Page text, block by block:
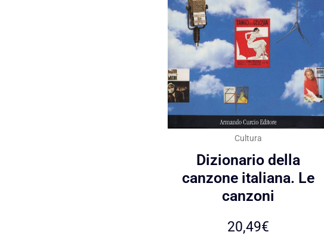
Cultura
Dizionario della
canzone italiana. Le
canzoni
20,49€